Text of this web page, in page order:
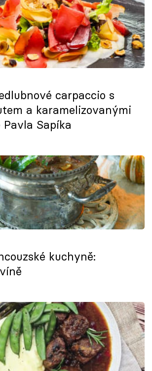
carpaccio s
a karamelizovanými
Sapíka
kuchyně: